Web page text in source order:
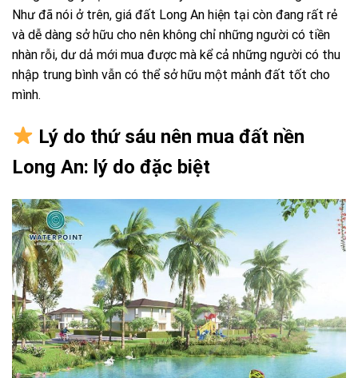
Như đã nói ở trên, giá đất Long An hiện tại còn đang rất rẻ
và dễ dàng sở hữu cho nên không chỉ những người có tiền
nhàn rỗi, dư dả mới mua được mà kể cả những người có thu
nhập trung bình vẫn có thể sở hữu một mảnh đất tốt cho
mình.
Lý do thứ sáu nên mua đất nền
Long An: lý do đặc biệt